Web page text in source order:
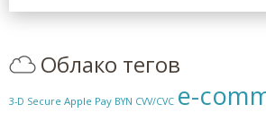
Облако тегов
3-D Secure Apple Pay BYN CVV/CVC e-